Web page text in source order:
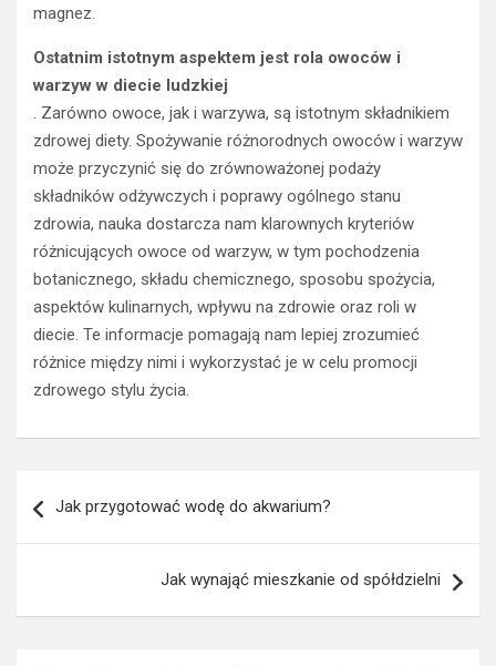
magnez.
Ostatnim istotnym aspektem jest rola owoców i
warzyw w diecie ludzkiej
. Zarówno owoce, jak i warzywa, są istotnym składnikiem
zdrowej diety. Spożywanie różnorodnych owoców i warzyw
może przyczynić się do zrównoważonej podaży
składników odżywczych i poprawy ogólnego stanu
zdrowia, nauka dostarcza nam klarownych kryteriów
różnicujących owoce od warzyw, w tym pochodzenia
botanicznego, składu chemicznego, sposobu spożycia,
aspektów kulinarnych, wpływu na zdrowie oraz roli w
diecie. Te informacje pomagają nam lepiej zrozumieć
różnice między nimi i wykorzystać je w celu promocji
zdrowego stylu życia.
wpisu
Jak przygotować wodę do akwarium?
Jak wynająć mieszkanie od spółdzielni